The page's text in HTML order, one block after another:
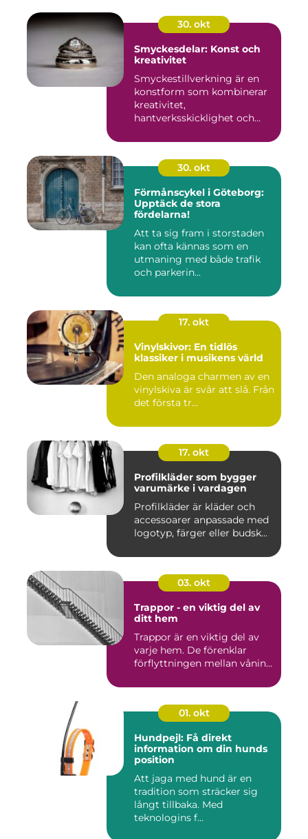
30. okt
Smyckesdelar: Konst och
kreativitet
Smyckestillverkning är en
konstform som kombinerar
kreativitet,
hantverksskicklighet och
30. okt
Förmånscykel i Göteborg:
Upptäck de stora
fördelarna!
Att ta sig fram i storstaden
kan ofta kännas som en
utmaning med både trafik
och parkerin...
17. okt
Vinylskivor: En tidlös
klassiker i musikens värld
Den analoga charmen av en
vinylskiva är svår att slå. Från
det första tr...
17. okt
Profilkläder som bygger
varumärke i vardagen
Profilkläder är kläder och
accessoarer anpassade med
logotyp, färger eller budsk...
03. okt
Trappor - en viktig del av
ditt hem
Trappor är en viktig del av
varje hem. De förenklar
förflyttningen mellan vånin...
01. okt
Hundpejl: Få direkt
information om din hunds
position
Att jaga med hund är en
tradition som sträcker sig
långt tillbaka. Med
teknologins f...